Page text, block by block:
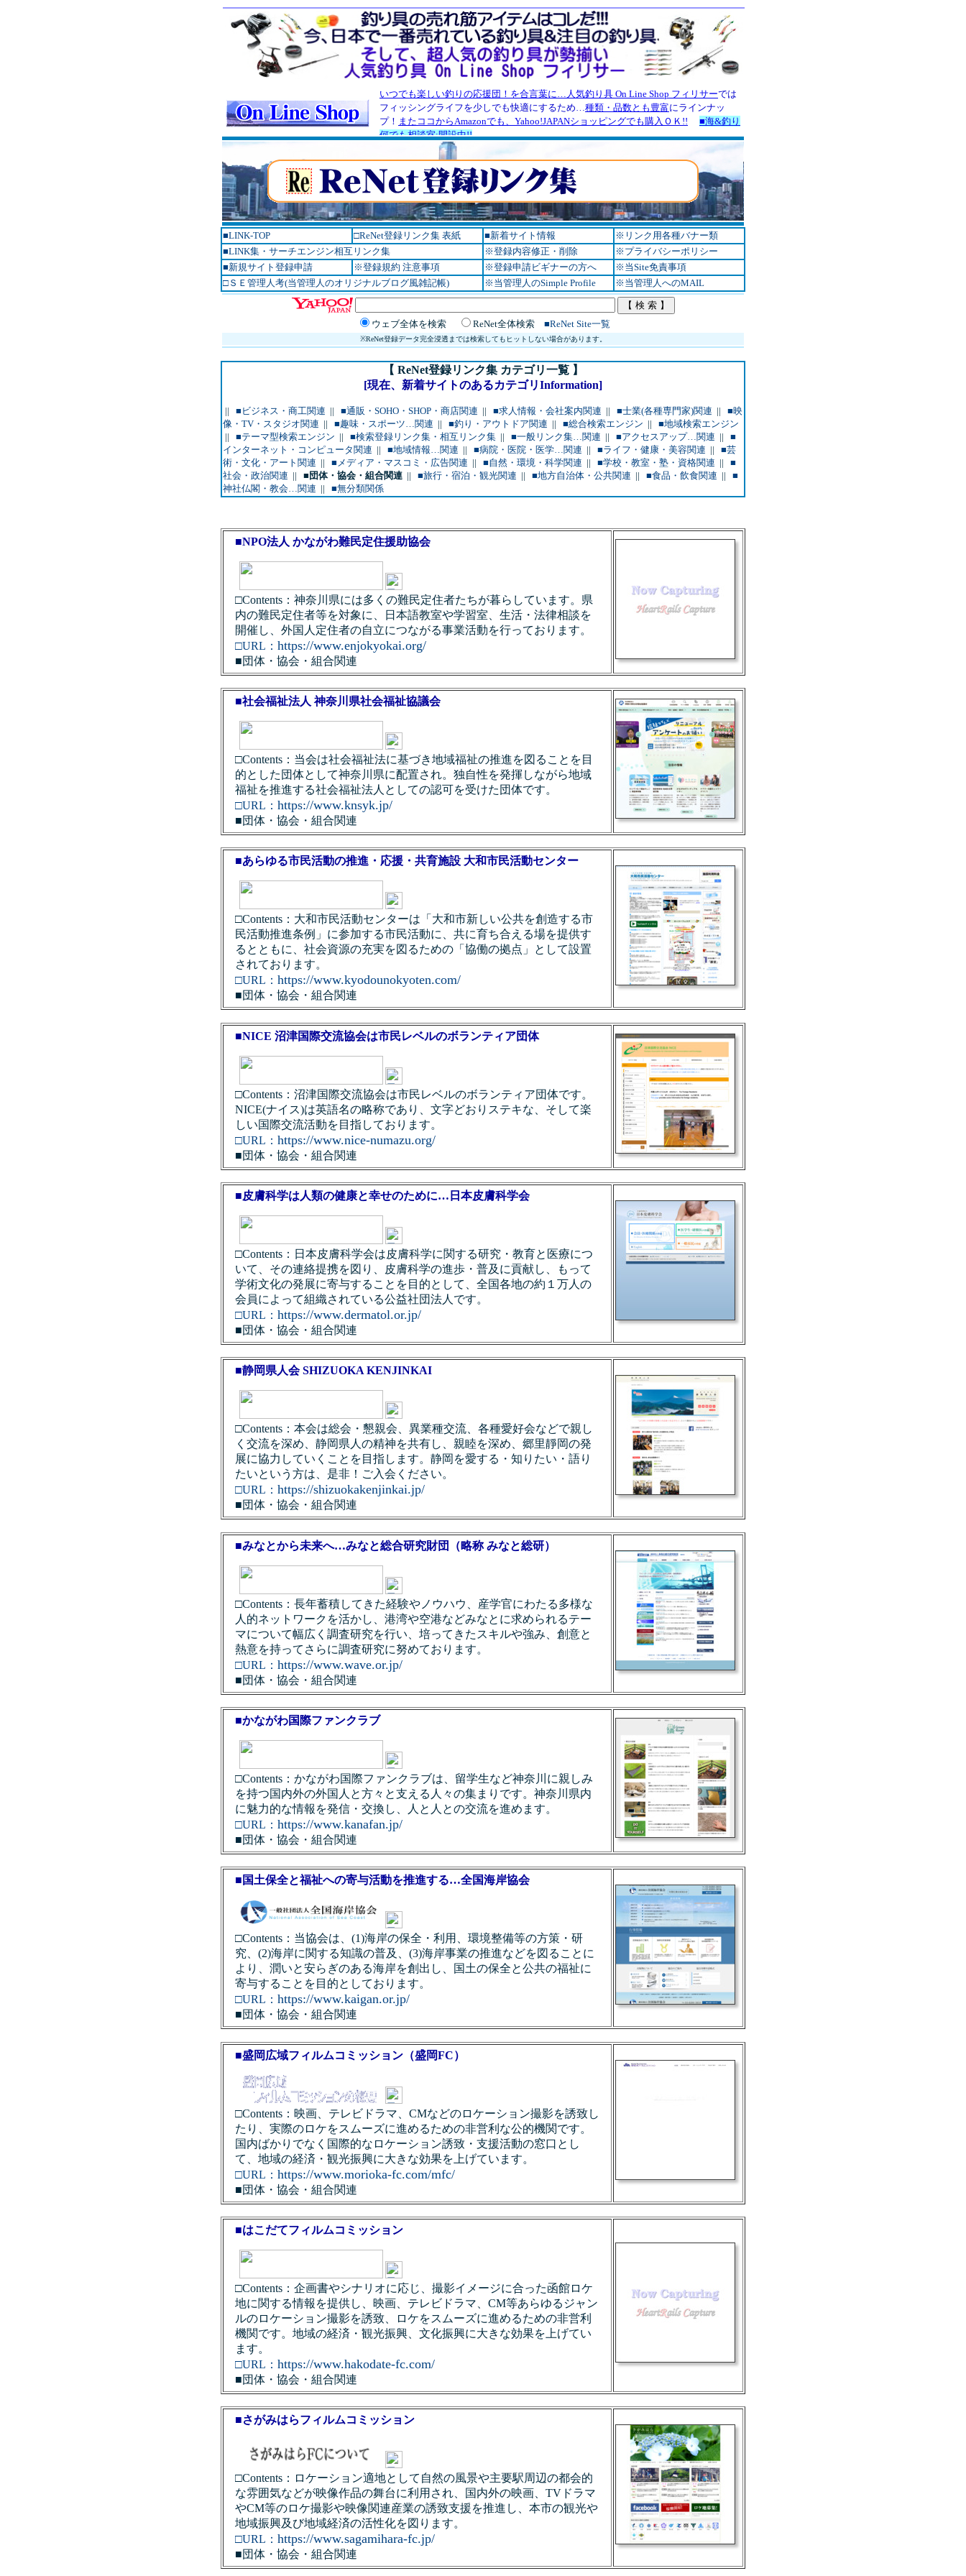
■LINK-TOP □ReNet登録リンク集 表紙 ■新着サイト情報
※リンク用各種バナー類
■LINK集・サーチエンジン相互リンク集
※登録内容修正・削除
※プライバシーポリシー
■新規サイト登録申請
※登録規約 注意事項 ※登録申請ビギナーの方へ
※当Site免責事項
□ＳＥ管理人考(当管理人のオリジナルブログ風雑記帳)
※当管理人のSimple Profile ※当管理人へのMAIL
ウェブ全体を検索 ReNet全体検索 ■ReNet Site一覧
※ReNet登録データ完全浸透までは検索してもヒットしない場合があります。
【 ReNet登録リンク集 カテゴリ一覧 】
[現在、新着サイトのあるカテゴリInformation]
|| ■ビジネス・商工関連 || ■通販・SOHO・SHOP・商店関連 || ■求人情報・会社案内関連 || ■士業(各種専門家)関連 || ■映
像・TV・スタジオ関連 || ■趣味・スポーツ…関連 || ■釣り・アウトドア関連 || ■総合検索エンジン || ■地域検索エンジン
|| ■テーマ型検索エンジン || ■検索登録リンク集・相互リンク集 || ■一般リンク集…関連 || ■アクセスアップ…関連 || ■
インターネット・コンピュータ関連 || ■地域情報…関連 || ■病院・医院・医学…関連 || ■ライフ・健康・美容関連 || ■芸
術・文化・アート関連 || ■メディア・マスコミ・広告関連 || ■自然・環境・科学関連 || ■学校・教室・塾・資格関連 || ■
社会・政治関連 || ■団体・協会・組合関連 || ■旅行・宿泊・観光関連 || ■地方自治体・公共関連 || ■食品・飲食関連 || ■
神社仏閣・教会…関連 || ■無分類関係
■NPO法人 かながわ難民定住援助協会
□Contents：神奈川県には多くの難民定住者たちが暮らしています。県
内の難民定住者等を対象に、日本語教室や学習室、生活・法律相談を
開催し、外国人定住者の自立につながる事業活動を行っております。
□URL： https://www.enjokyokai.org/
■団体・協会・組合関連
■社会福祉法人 神奈川県社会福祉協議会
□Contents：当会は社会福祉法に基づき地域福祉の推進を図ることを目
的とした団体として神奈川県に配置され。独自性を発揮しながら地域
福祉を推進する社会福祉法人としての認可を受けた団体です。
□URL： https://www.knsyk.jp/
■団体・協会・組合関連
■あらゆる市民活動の推進・応援・共育施設 大和市民活動センター
□Contents：大和市民活動センターは「大和市新しい公共を創造する市
民活動推進条例」に参加する市民活動に、共に育ち合える場を提供す
るとともに、社会資源の充実を図るための「協働の拠点」として設置
されております。
□URL： https://www.kyodounokyoten.com/
■団体・協会・組合関連
■NICE 沼津国際交流協会は市民レベルのボランティア団体
□Contents：沼津国際交流協会は市民レベルのボランティア団体です。
NICE(ナイス)は英語名の略称であり、文字どおりステキな、そして楽
しい国際交流活動を目指しております。
□URL： https://www.nice-numazu.org/
■団体・協会・組合関連
■皮膚科学は人類の健康と幸せのために…日本皮膚科学会
□Contents：日本皮膚科学会は皮膚科学に関する研究・教育と医療につ
いて、その連絡提携を図り、皮膚科学の進歩・普及に貢献し、もって
学術文化の発展に寄与することを目的として、全国各地の約１万人の
会員によって組織されている公益社団法人です。
□URL： https://www.dermatol.or.jp/
■団体・協会・組合関連
■静岡県人会 SHIZUOKA KENJINKAI
□Contents：本会は総会・懇親会、異業種交流、各種愛好会などで親し
く交流を深め、静岡県人の精神を共有し、親睦を深め、郷里靜岡の発
展に協力していくことを目指します。静岡を愛する・知りたい・語り
たいという方は、是非！ご入会ください。
□URL： https://shizuokakenjinkai.jp/
■団体・協会・組合関連
■みなとから未来へ…みなと総合研究財団（略称 みなと総研）
□Contents：長年蓄積してきた経験やノウハウ、産学官にわたる多様な
人的ネットワークを活かし、港湾や空港などみなとに求められるテー
マについて幅広く調査研究を行い、培ってきたスキルや強み、創意と
熱意を持ってさらに調査研究に努めております。
□URL： https://www.wave.or.jp/
■団体・協会・組合関連
■かながわ国際ファンクラブ
□Contents：かながわ国際ファンクラブは、留学生など神奈川に親しみ
を持つ国内外の外国人と方々と支える人々の集まりです。神奈川県内
に魅力的な情報を発信・交換し、人と人との交流を進めます。
□URL： https://www.kanafan.jp/
■団体・協会・組合関連
■国土保全と福祉への寄与活動を推進する…全国海岸協会
□Contents：当協会は、(1)海岸の保全・利用、環境整備等の方策・研
究、(2)海岸に関する知識の普及、(3)海岸事業の推進などを図ることに
より、潤いと安らぎのある海岸を創出し、国土の保全と公共の福祉に
寄与することを目的としております。
□URL： https://www.kaigan.or.jp/
■団体・協会・組合関連
■盛岡広域フィルムコミッション（盛岡FC）
□Contents：映画、テレビドラマ、CMなどのロケーション撮影を誘致し
たり、実際のロケをスムーズに進めるための非営利な公的機関です。
国内ばかりでなく国際的なロケーション誘致・支援活動の窓口とし
て、地域の経済・観光振興に大きな効果を上げています。
□URL： https://www.morioka-fc.com/mfc/
■団体・協会・組合関連
■はこだてフィルムコミッション
□Contents：企画書やシナリオに応じ、撮影イメージに合った函館ロケ
地に関する情報を提供し、映画、テレビドラマ、CM等あらゆるジャン
ルのロケーション撮影を誘致、ロケをスムーズに進めるための非営利
機関です。地域の経済・観光振興、文化振興に大きな効果を上げてい
ます。
□URL： https://www.hakodate-fc.com/
■団体・協会・組合関連
■さがみはらフィルムコミッション
□Contents：ロケーション適地として自然の風景や主要駅周辺の都会的
な雰囲気などが映像作品の舞台に利用され、国内外の映画、TVドラマ
やCM等のロケ撮影や映像関連産業の誘致支援を推進し、本市の観光や
地域振興及び地域経済の活性化を図ります。
□URL： https://www.sagamihara-fc.jp/
■団体・協会・組合関連